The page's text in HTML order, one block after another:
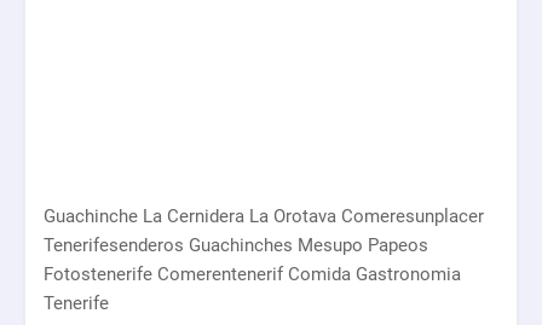
Guachinche La Cernidera La Orotava Comeresunplacer
Tenerifesenderos Guachinches Mesupo Papeos
Fotostenerife Comerentenerif Comida Gastronomia
Tenerife